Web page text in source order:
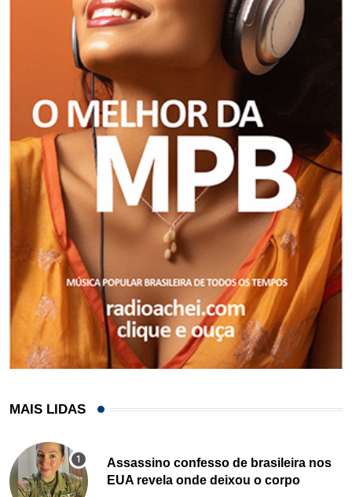
MAIS LIDAS
Assassino confesso de brasileira nos
EUA revela onde deixou o corpo